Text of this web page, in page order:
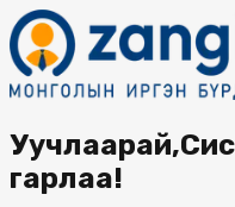
гарлаа!